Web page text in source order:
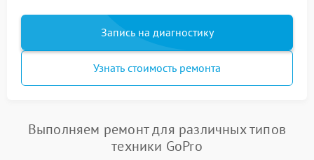
Запись на диагностику
Узнать стоимость ремонта
Выполняем ремонт для различных типов
техники GoPro